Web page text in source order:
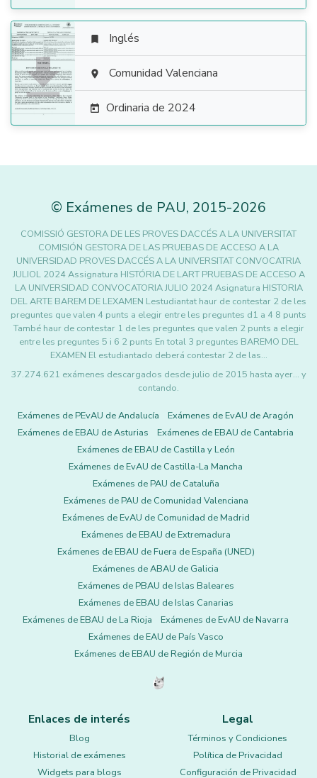

 Inglés
 Comunidad Valenciana
 Ordinaria de 2024
© Exámenes de PAU, 2015-2026
COMISSIÓ GESTORA DE LES PROVES DACCÉS A LA UNIVERSITAT
COMISIÓN GESTORA DE LAS PRUEBAS DE ACCESO A LA
UNIVERSIDAD PROVES DACCÉS A LA UNIVERSITAT CONVOCATRIA
JULIOL 2024 Assignatura HISTÓRIA DE LART PRUEBAS DE ACCESO A
LA UNIVERSIDAD CONVOCATORIA JULIO 2024 Asignatura HISTORIA
DEL ARTE BAREM DE LEXAMEN Lestudiantat haur de contestar 2 de les
preguntes que valen 4 punts a elegir entre les preguntes d1 a 4 8 punts
També haur de contestar 1 de les preguntes que valen 2 punts a elegir
entre les preguntes 5 i 6 2 punts En total 3 preguntes BAREMO DEL
EXAMEN El estudiantado deberá contestar 2 de las…
37.274.621 exámenes descargados desde julio de 2015 hasta ayer... y
contando.
Exámenes de PEvAU de Andalucía
Exámenes de EvAU de Aragón
Exámenes de EBAU de Asturias
Exámenes de EBAU de Cantabria
Exámenes de EBAU de Castilla y León
Exámenes de EvAU de Castilla-La Mancha
Exámenes de PAU de Cataluña
Exámenes de PAU de Comunidad Valenciana
Exámenes de EvAU de Comunidad de Madrid
Exámenes de EBAU de Extremadura
Exámenes de EBAU de Fuera de España (UNED)
Exámenes de ABAU de Galicia
Exámenes de PBAU de Islas Baleares
Exámenes de EBAU de Islas Canarias
Exámenes de EBAU de La Rioja
Exámenes de EvAU de Navarra
Exámenes de EAU de País Vasco
Exámenes de EBAU de Región de Murcia
Enlaces de interés
Blog
Historial de exámenes
Widgets para blogs
Legal
Términos y Condiciones
Política de Privacidad
Configuración de Privacidad